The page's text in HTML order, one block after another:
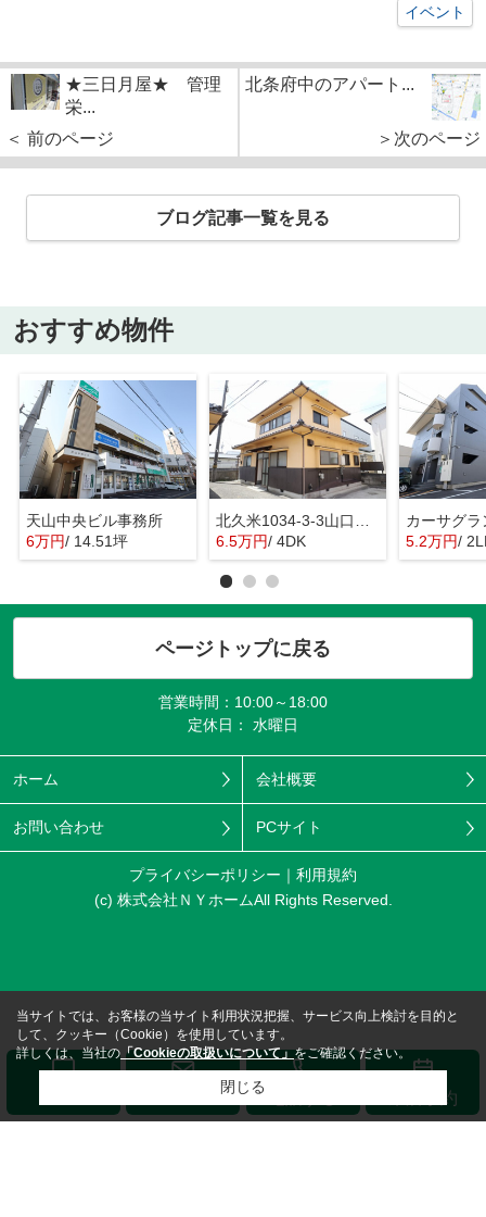
イベント
★三日月屋★ 管理
栄...
＜ 前のページ
北条府中のアパート...
＞次のページ
ブログ記事一覧を見る
おすすめ物件
天山中央ビル事務所
6万円/ 14.51坪
北久米1034-3-3山口戸建
6.5万円/ 4DK
カーサグラ
5.2万円/
ページトップに戻る
営業時間：10:00～18:00
定休日： 水曜日
ホーム 会社概要
お問い合わせ PCサイト
プライバシーポリシー
利用規約
(c) 株式会社ＮＹホームAll Rights Reserved.
来店予約
当サイトでは、お客様の当サイト利用状況把握、サービス向上検討を目的と
して、クッキー（Cookie）を使用しています。
詳しくは、当社の 「Cookieの取扱いについて」をご確認ください。
閉じる